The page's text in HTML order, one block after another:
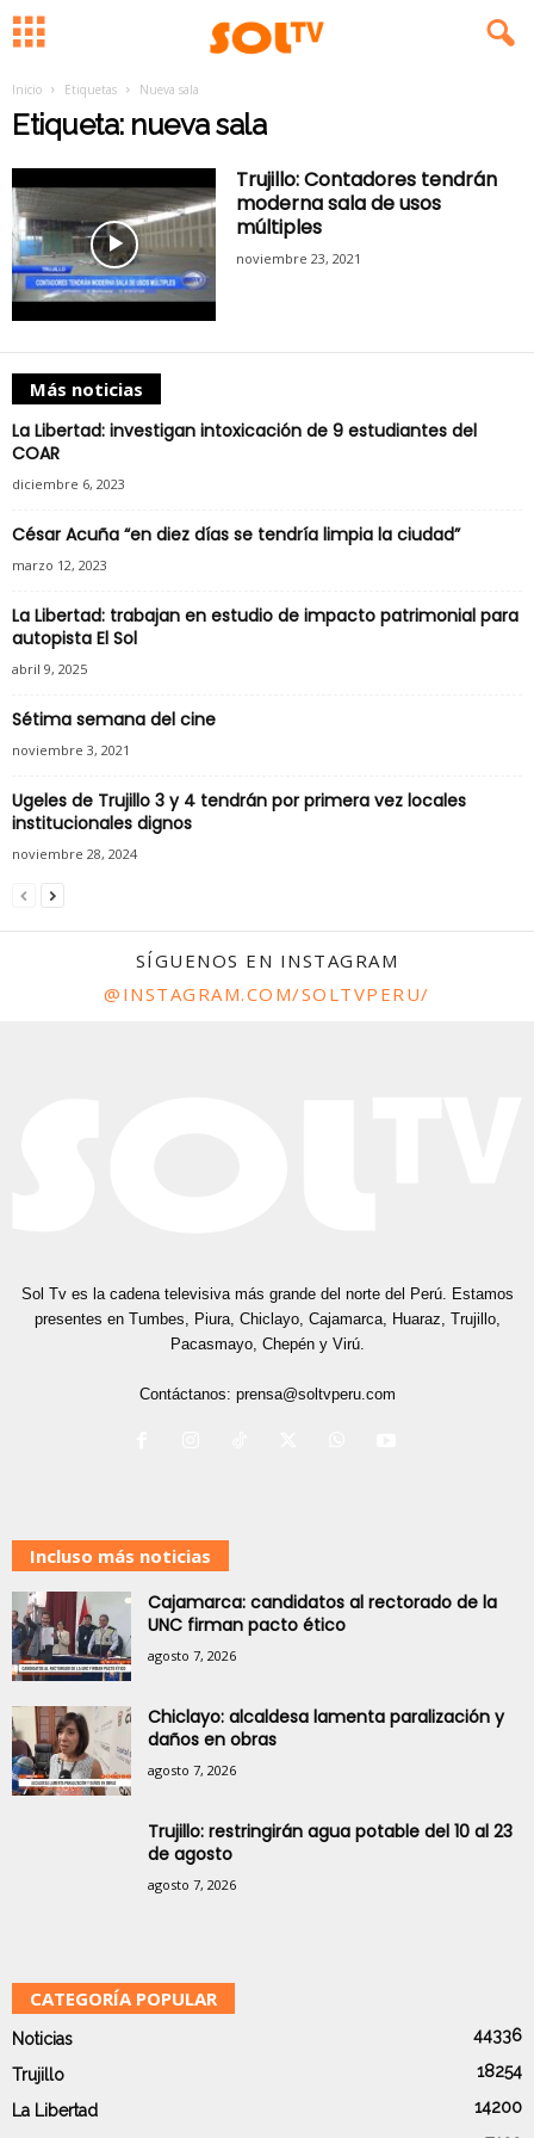
Inicio Etiquetas Nueva sala
Etiqueta: nueva sala
Trujillo: Contadores tendrán
moderna sala de usos
múltiples
noviembre 23, 2021
Más noticias
La Libertad: investigan intoxicación de 9 estudiantes del
COAR
diciembre 6, 2023
César Acuña “en diez días se tendría limpia la ciudad”
marzo 12, 2023
La Libertad: trabajan en estudio de impacto patrimonial para
autopista El Sol
abril 9, 2025
Sétima semana del cine
noviembre 3, 2021
Ugeles de Trujillo 3 y 4 tendrán por primera vez locales
institucionales dignos
noviembre 28, 2024
SÍGUENOS EN INSTAGRAM
@INSTAGRAM.COM/SOLTVPERU/
Sol Tv es la cadena televisiva más grande del norte del Perú. Estamos
presentes en Tumbes, Piura, Chiclayo, Cajamarca, Huaraz, Trujillo,
Pacasmayo, Chepén y Virú.
Contáctanos: prensa@soltvperu.com
Incluso más noticias
Cajamarca: candidatos al rectorado de la
UNC firman pacto ético
agosto 7, 2026
Chiclayo: alcaldesa lamenta paralización y
daños en obras
agosto 7, 2026
Trujillo: restringirán agua potable del 10 al 23
de agosto
agosto 7, 2026
CATEGORÍA POPULAR
Noticias 44336
Trujillo 18254
La Libertad 14200